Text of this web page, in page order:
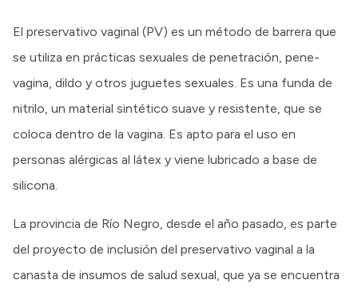
El preservativo vaginal (PV) es un método de barrera que
se utiliza en prácticas sexuales de penetración, pene-
vagina, dildo y otros juguetes sexuales. Es una funda de
nitrilo, un material sintético suave y resistente, que se
coloca dentro de la vagina. Es apto para el uso en
personas alérgicas al látex y viene lubricado a base de
silicona.
La provincia de Río Negro, desde el año pasado, es parte
del proyecto de inclusión del preservativo vaginal a la
canasta de insumos de salud sexual, que ya se encuentra